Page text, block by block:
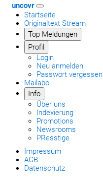
uncovr
Startseite
Originaltext Stream
Top Meldungen
Profil
Login
Neu anmelden
Passwort vergessen
Mailabo
Info
Über uns
Indexierung
Promotions
Newsrooms
PResstige
Impressum
AGB
Datenschutz